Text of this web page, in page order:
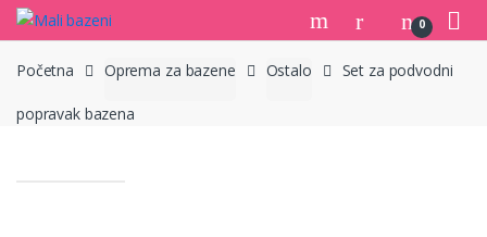
Skip
to
navigation
Skip
to
content
0
Početna Oprema za bazene Ostalo Set za podvodni
popravak bazena